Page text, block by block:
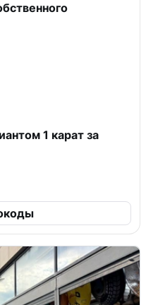
1 карат за